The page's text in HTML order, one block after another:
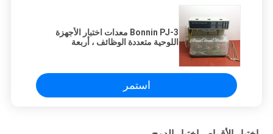
Bonnin PJ-3 معدات اختبار الأجهزة
اللوحية متعددة الوظائف ، أربعة
استمر